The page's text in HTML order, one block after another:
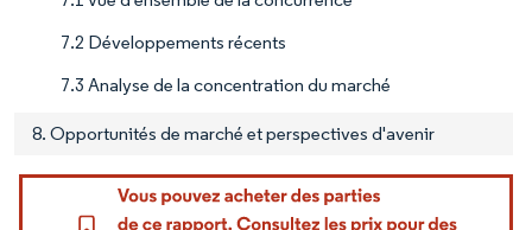
7.2 Développements récents
7.3 Analyse de la concentration du marché
8. Opportunités de marché et perspectives d'avenir